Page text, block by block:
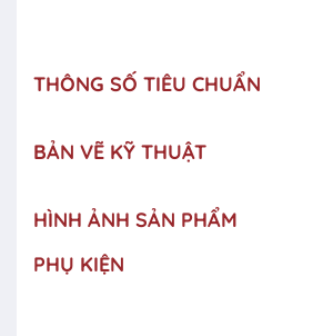
THÔNG SỐ TIÊU CHUẨN
BẢN VẼ KỸ THUẬT
HÌNH ẢNH SẢN PHẨM
PHỤ KIỆN